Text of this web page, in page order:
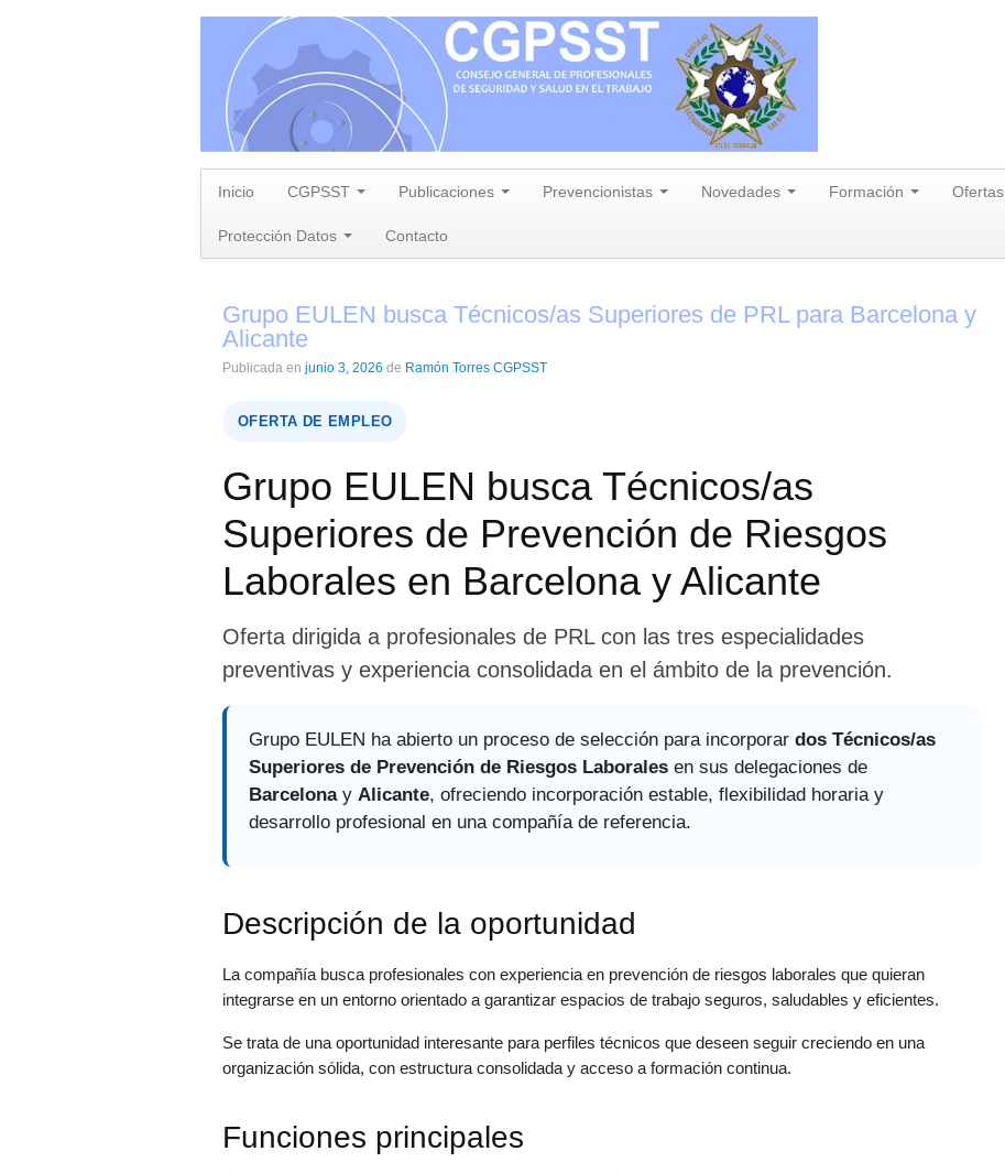
Inicio CGPSST Publicaciones Prevencionistas Novedades Formación Ofertas
Protección Datos Contacto
Grupo EULEN busca Técnicos/as Superiores de PRL para Barcelona y
Alicante
Publicada en junio 3, 2026 de Ramón Torres CGPSST
OFERTA DE EMPLEO
Grupo EULEN busca Técnicos/as
Superiores de Prevención de Riesgos
Laborales en Barcelona y Alicante
Oferta dirigida a profesionales de PRL con las tres especialidades
preventivas y experiencia consolidada en el ámbito de la prevención.
Grupo EULEN ha abierto un proceso de selección para incorporar dos Técnicos/as
Superiores de Prevención de Riesgos Laborales en sus delegaciones de
Barcelonay Alicante, ofreciendo incorporación estable, flexibilidad horaria y
desarrollo profesional en una compañía de referencia.
Descripción de la oportunidad
La compañía busca profesionales con experiencia en prevención de riesgos laborales que quieran
integrarse en un entorno orientado a garantizar espacios de trabajo seguros, saludables y eficientes.
Se trata de una oportunidad interesante para perfiles técnicos que deseen seguir creciendo en una
organización sólida, con estructura consolidada y acceso a formación continua.
Funciones principales